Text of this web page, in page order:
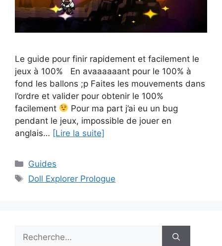
Le guide pour finir rapidement et facilement le
jeux à 100% En avaaaaaant pour le 100% à
fond les ballons ;p Faites les mouvements dans
l’ordre et valider pour obtenir le 100%
facilement
Pour ma part j’ai eu un bug
pendant le jeux, impossible de jouer en
anglais… [Lire la suite]
Catégories
Guides
Étiquettes
Doll Explorer Prologue